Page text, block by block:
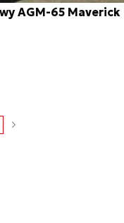
AGM-65 Maverick